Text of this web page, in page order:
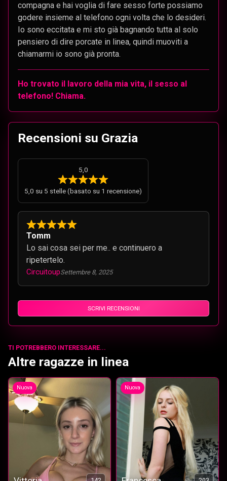
compagna e hai voglia di fare sesso forte possiamo
godere insieme al telefono ogni volta che lo desideri.
Io sono eccitata e mi sto già bagnando tutta al solo
pensiero di dire porcate in linea, quindi muoviti a
chiamarmi io sono già pronta.
Ho trovato il lavoro della mia vita, il sesso al
telefono! Chiama.
Recensioni su Grazia
5,0
5,0 su 5 stelle (basato su 1 recensione)
Tomm
Settembre 8, 2025
Lo sai cosa sei per me.. e continuero a
ripetertelo.
Circuitoup
SCRIVI RECENSIONI
TI POTREBBERO INTERESSARE...
Altre ragazze in linea
Nuova Nuova